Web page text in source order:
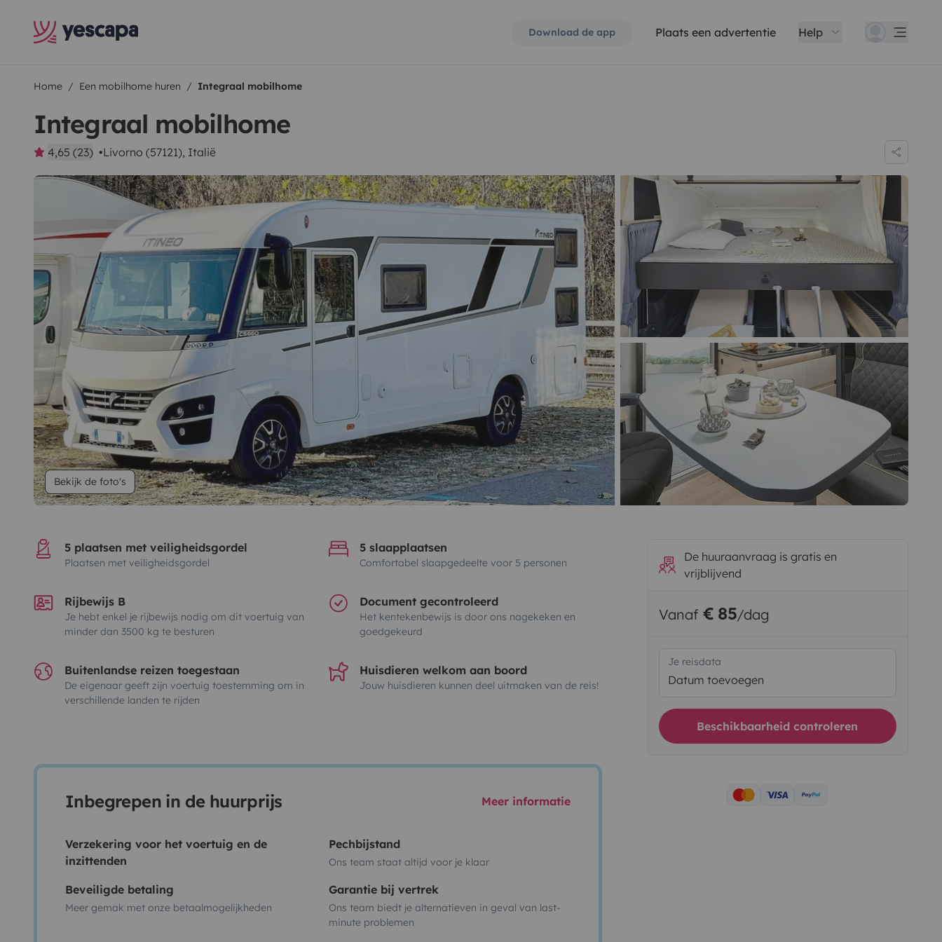
Download de app Plaats een advertentie Help
Home Een mobilhome huren Integraal mobilhome
Integraal mobilhome
4,65 (23) Livorno (57121), Italië
Bekijk de foto's
5 plaatsen met veiligheidsgordel
Plaatsen met veiligheidsgordel
5 slaapplaatsen
Comfortabel slaapgedeelte voor 5 personen
Rijbewijs B
Je hebt enkel je rijbewijs nodig om dit voertuig van
minder dan 3500 kg te besturen
Document gecontroleerd
Het kentekenbewijs is door ons nagekeken en
goedgekeurd
Buitenlandse reizen toegestaan
De eigenaar geeft zijn voertuig toestemming om in
verschillende landen te rijden
Huisdieren welkom aan boord
Jouw huisdieren kunnen deel uitmaken van de reis!
Inbegrepen in de huurprijs Meer informatie
Verzekering voor het voertuig en de
inzittenden
Pechbijstand
Ons team staat altijd voor je klaar
Beveiligde betaling
Meer gemak met onze betaalmogelijkheden
Garantie bij vertrek
Ons team biedt je alternatieven in geval van last-
minute problemen
De huuraanvraag is gratis en
vrijblijvend
Vanaf € 85/dag
Je reisdata
Datum toevoegen
Beschikbaarheid controleren